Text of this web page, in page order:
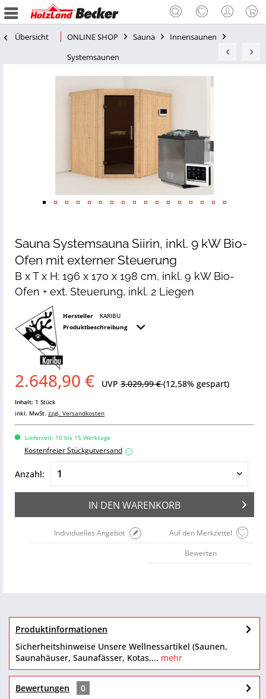
Übersicht ONLINE SHOP Sauna
Innensaunen
Systemsaunen
Sauna Systemsauna Siirin, inkl. 9 kW Bio-
Ofen mit externer Steuerung
B x T x H: 196 x 170 x 198 cm, inkl. 9 kW Bio-
Ofen + ext. Steuerung, inkl. 2 Liegen
Hersteller
KARIBU
Produktbeschreibung
2.648,90 € UVP 3.029,99 €(12,58% gespart)
Inhalt: 1 Stück
inkl. MwSt. zzgl. Versandkosten
Lieferzeit: 10 bis 15 Werktage
Kostenfreier Stückgutversand i
Anzahl:
IN DEN WARENKORB
Auf den Merkzettel
Individuelles Angebot
Bewerten
Produktinformationen
Sicherheitshinweise Unsere Wellnessartikel (Saunen,
Saunahäuser, Saunafässer, Kotas,... mehr
Bewertungen
0